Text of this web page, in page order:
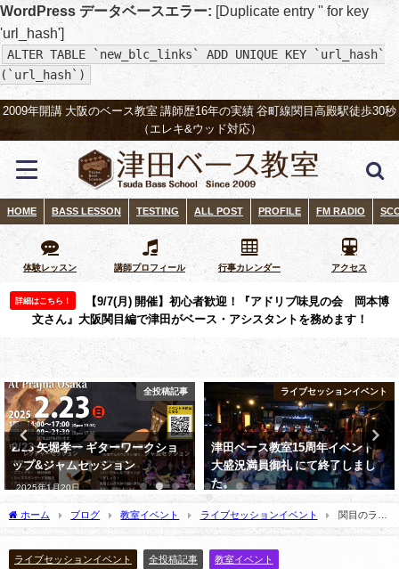
WordPress データベースエラー: [Duplicate entry '' for key
'url_hash']
ALTER TABLE `new_blc_links` ADD UNIQUE KEY `url_hash`
(`url_hash`)
2009年開講 大阪のベース教室 講師歴16年の実績 谷町線関目高殿駅徒歩30秒
（エレキ&ウッド対応）
HOME BASS LESSON TESTING ALL POST PROFILE FM RADIO
体験レッスン 講師プロフィール 行事カレンダー アクセス
詳細はこちら！
【9/7(月) 開催】初心者歓迎！『アドリブ味見の会 岡本博
文さん』大阪関目編で津田がベース・アシスタントを務めます！
全投稿記事
2/23 矢堀孝一 ギターワークショ
ップ&ジャムセッション
2025年1月20日
ライブセッションイベント
津田ベース教室15周年イベント
大盛況満員御礼 にて終了しまし
た。
2025年3月10日
ホーム ブログ 教室イベント ライブセッションイベント
関目のライ
ブハウスFLEXでジャムでした。
ライブセッションイベント 全投稿記事 教室イベント